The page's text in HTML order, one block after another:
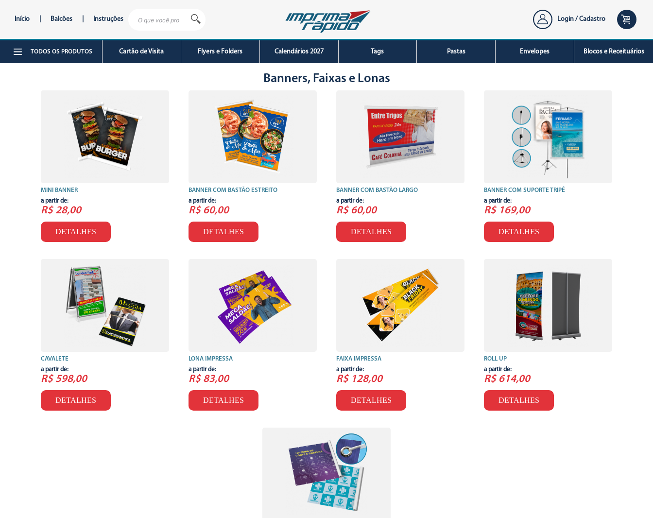
Início Balcões Instruções Login / Cadastro
TODOS OS PRODUTOS Cartão de Visita Flyers e Folders Calendários 2027 Tags Pastas Envelopes Blocos e Receituários
Banners, Faixas e Lonas
MINI BANNER
a partir de:
R$ 28,00
DETALHES
BANNER COM BASTÃO ESTREITO
a partir de:
R$ 60,00
DETALHES
BANNER COM BASTÃO LARGO
a partir de:
R$ 60,00
DETALHES
BANNER COM SUPORTE TRIPÉ
a partir de:
R$ 169,00
DETALHES
CAVALETE
a partir de:
R$ 598,00
DETALHES
LONA IMPRESSA
a partir de:
R$ 83,00
DETALHES
FAIXA IMPRESSA
a partir de:
R$ 128,00
DETALHES
ROLL UP
a partir de:
R$ 614,00
DETALHES